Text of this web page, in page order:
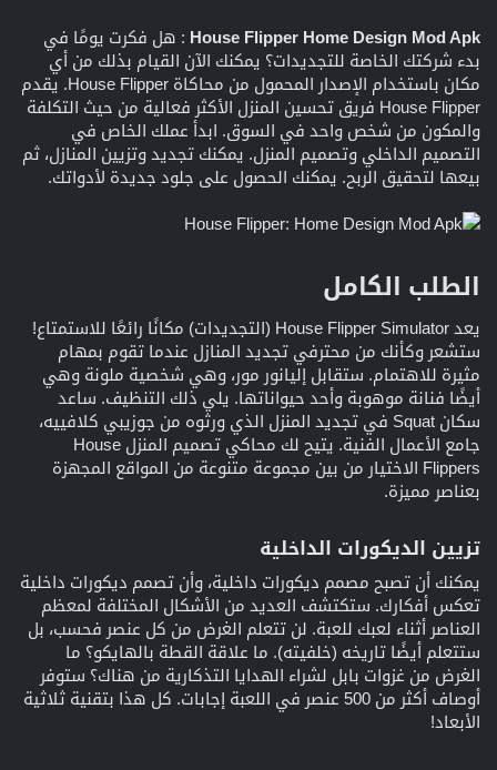
House Flipper Home Design Mod Apk : هل فكرت يومًا في
بدء شركتك الخاصة للتجديدات؟ يمكنك الآن القيام بذلك من أي
مكان باستخدام الإصدار المحمول من محاكاة House Flipper. يقدم
House Flipper فريق تحسين المنزل الأكثر فعالية من حيث التكلفة
والمكون من شخص واحد في السوق. ابدأ عملك الخاص في
التصميم الداخلي وتصميم المنزل. يمكنك تجديد وتزيين المنازل، ثم
بيعها لتحقيق الربح. يمكنك الحصول على جلود جديدة لأدواتك.
الطلب الكامل​
يعد House Flipper Simulator (التجديدات) مكانًا رائعًا للاستمتاع!
ستشعر وكأنك من محترفي تجديد المنازل عندما تقوم بمهام
مثيرة للاهتمام. ستقابل إليانور مور، وهي شخصية ملونة وهي
أيضًا فنانة موهوبة وأحد حيواناتها. يلي ذلك التنظيف. ساعد
سكان Squat في تجديد المنزل الذي ورثوه من جوزيبي كلافييه،
جامع الأعمال الفنية. يتيح لك محاكي تصميم المنزل House
Flippers الاختيار من بين مجموعة متنوعة من المواقع المجهزة
بعناصر مميزة.
تزيين الديكورات الداخلية​
يمكنك أن تصبح مصمم ديكورات داخلية، وأن تصمم ديكورات داخلية
تعكس أفكارك. ستكتشف العديد من الأشكال المختلفة لمعظم
العناصر أثناء لعبك للعبة. لن تتعلم الغرض من كل عنصر فحسب، بل
ستتعلم أيضًا تاريخه (خلفيته). ما علاقة القطة بالهايكو؟ ما
الغرض من غزوات بابل لشراء الهدايا التذكارية من هناك؟ ستوفر
أوصاف أكثر من 500 عنصر في اللعبة إجابات. كل هذا بتقنية ثلاثية
الأبعاد!